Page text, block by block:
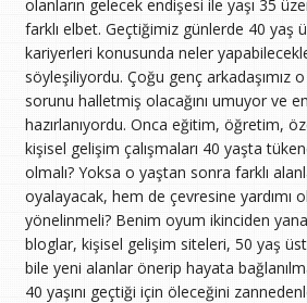
olanların gelecek endişesi ile yaşı 35
farklı elbet. Geçtiğimiz günlerde 40 yaş
kariyerleri konusunda neler
söyleşiliyordu. Çoğu genç arkadaşımız
sorunu halletmiş olacağını umuyor ve
hazırlanıyordu. Onca eğitim, öğretim,
kişisel gelişim çalışmaları 40 yaşta
olmalı? Yoksa o yaştan sonra farklı
oyalayacak, hem de çevresine yardımı
yönelinmeli? Benim oyum ikinciden
bloglar, kişisel gelişim siteleri, 50 yaş
bile yeni alanlar önerip hayata
40 yaşını geçtiği için öleceğini